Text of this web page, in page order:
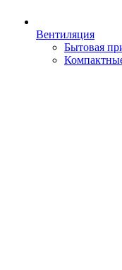
Вентиляция
Бытовая